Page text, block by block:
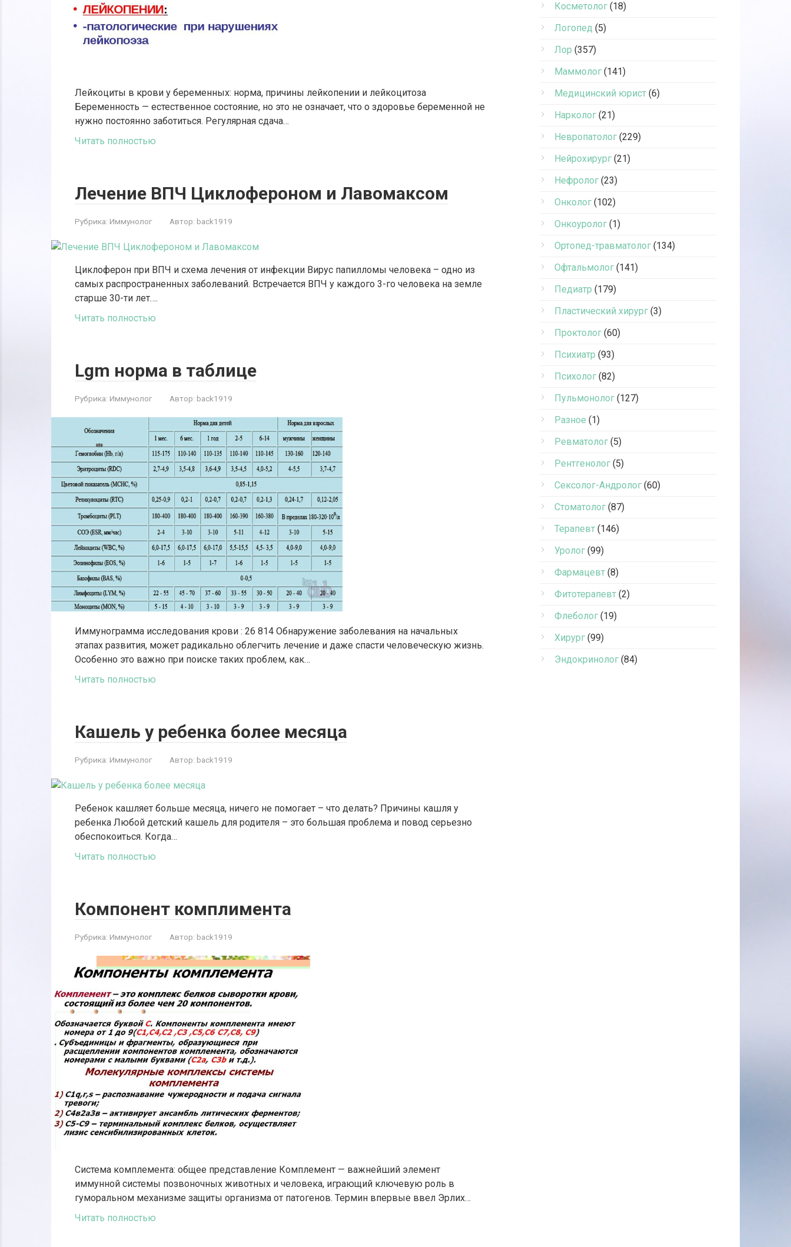
Лейкоциты в крови у беременных: норма, причины лейкопении и лейкоцитоза
Беременность — естественное состояние, но это не означает, что о здоровье беременной не
нужно постоянно заботиться. Регулярная сдача…
Читать полностью
Лечение ВПЧ Циклофероном и Лавомаксом
Рубрика: Иммунолог Автор: back1919
Циклоферон при ВПЧ и схема лечения от инфекции Вирус папилломы человека – одно из
самых распространенных заболеваний. Встречается ВПЧ у каждого 3-го человека на земле
старше 30-ти лет….
Читать полностью
Lgm норма в таблице
Рубрика: Иммунолог Автор: back1919
Иммунограмма исследования крови : 26 814 Обнаружение заболевания на начальных
этапах развития, может радикально облегчить лечение и даже спасти человеческую жизнь.
Особенно это важно при поиске таких проблем, как…
Читать полностью
Кашель у ребенка более месяца
Рубрика: Иммунолог Автор: back1919
Ребенок кашляет больше месяца, ничего не помогает – что делать? Причины кашля у
ребенка Любой детский кашель для родителя – это большая проблема и повод серьезно
обеспокоиться. Когда…
Читать полностью
Компонент комплимента
Рубрика: Иммунолог Автор: back1919
Система комплемента: общее представление Комплемент — важнейший элемент
иммунной системы позвоночных животных и человека, играющий ключевую роль в
гуморальном механизме защиты организма от патогенов. Термин впервые ввел Эрлих…
Читать полностью
Косметолог (18)
Логопед (5)
Лор (357)
Маммолог (141)
Медицинский юрист (6)
Нарколог (21)
Невропатолог (229)
Нейрохирург (21)
Нефролог (23)
Онколог (102)
Онкоуролог (1)
Ортопед-травматолог (134)
Офтальмолог (141)
Педиатр (179)
Пластический хирург (3)
Проктолог (60)
Психиатр (93)
Психолог (82)
Пульмонолог (127)
Разное (1)
Ревматолог (5)
Рентгенолог (5)
Сексолог-Андролог (60)
Стоматолог (87)
Терапевт (146)
Уролог (99)
Фармацевт (8)
Фитотерапевт (2)
Флеболог (19)
Хирург (99)
Эндокринолог (84)